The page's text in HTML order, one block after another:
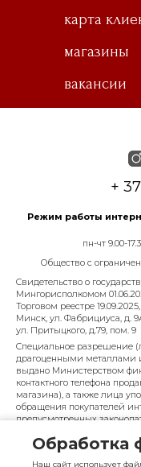
карта
магазины
вакансии
+
Режим работы
пн-чт 9.00-
Общество с
Свидетельство о
Мингорисполкомом
Торговом реестре
Минск, ул. Фабрициуса, д.
ул. Притыцкого, д.79, пом. 9
Специальное разрешение
драгоценными металлами
выдано Министерством
контактного телефона
магазина), а также лица
обращения покупателей
предусмотренных
управления по работе с
Минского городского
Обработка
Наш сайт использует